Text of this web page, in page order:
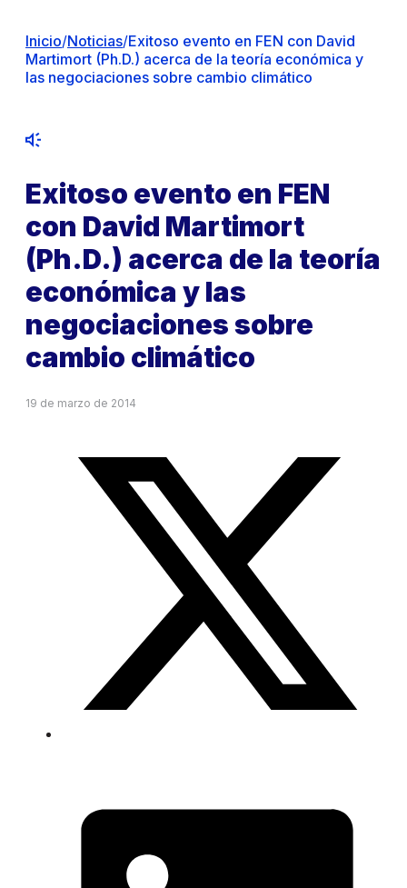
Inicio/Noticias/Exitoso evento en FEN con David
Martimort (Ph.D.) acerca de la teoría económica y
las negociaciones sobre cambio climático
Exitoso evento en FEN
con David Martimort
(Ph.D.) acerca de la teoría
económica y las
negociaciones sobre
cambio climático
19 de marzo de 2014